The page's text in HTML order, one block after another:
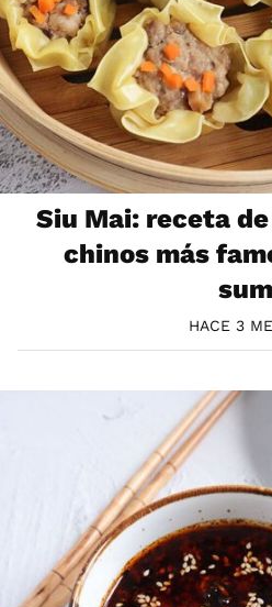
Siu Mai: receta
chinos más
sum
HACE 3